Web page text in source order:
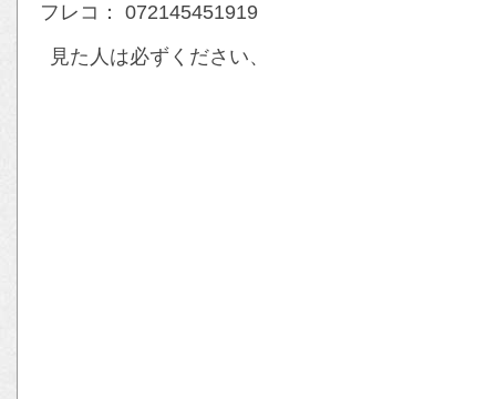
フレコ： 072145451919
見た人は必ずください、